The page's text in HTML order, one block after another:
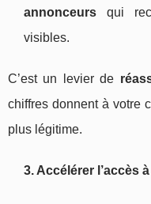
annonceurs qui
visibles.
C’est un levier de
chiffres donnent à votre
plus légitime.
3. Accélérer l’accès